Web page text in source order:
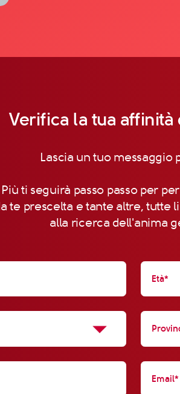
Verifica la tua
Lascia un tuo messaggio
ti seguirà passo passo per
te prescelta e tante altre, tutte
alla ricerca dell'anima